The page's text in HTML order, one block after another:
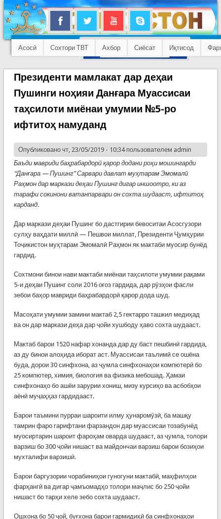
Асосӣ Сохтори ТВТ Ахбор Сиёсат Иқтисод
Президенти мамлакат дар деҳаи
Пушинги ноҳияи Данғара Муассисаи
таҳсилоти миёнаи умумии №5-ро
ифтитоҳ намуданд
Опубликовано чт, 23/05/2019 - 10:34 пользователем admin
Баъди мавриди баҳрабардорӣ қарор додани роҳи мошингарди
“Данғара — Пушинг” Сарвари давлат муҳтарам Эмомалӣ
Раҳмон дар маркази деҳаи Пушинг дигар иншоотро, ки аз
тарафи сокинони ватанпарвари он сохта шудааст, ифтитоҳ
карданд.
Дар маркази деҳаи Пушинг бо дастгирии бевоситаи Асосгузори
сулҳу ваҳдати миллӣ — Пешвои миллат, Президенти Ҷумҳурии
Тоҷикистон муҳтарам Эмомалӣ Раҳмон як мактаби муосир бунёд
гардид.
Сохтмони бинои нави мактаби миёнаи таҳсилоти умумии рақами
5-и деҳаи Пушинг соли 2016 оғоз гардида, дар рӯзҳои фасли
зебои баҳор мавриди баҳрабардорӣ қарор дода шуд.
Масоҳати умумии замини мактаб 2,5 гектарро ташкил медиҳад
ва он дар маркази деҳа дар ҷойи хушбоду ҳаво сохта шудааст.
Мактаб барои 1520 нафар хонанда дар ду баст пешбинӣ гардида,
аз ду бинои алоҳида иборат аст. Муассисаи таълимӣ се ошёна
буда, дорои 30 синфхона, аз ҷумла синфхонаҳои компютерӣ бо
25 компютер, химия, биология ва физика мебошад. Ҳамаи
синфхонаҳо бо ашёи зарурии хониш, мизу курсиҳо ва асбобҳои
аёнӣ муҷаҳҳаз гардидааст.
Барои таъмини пурраи шароити илму ҳунаромӯзӣ, ба машқу
тамрин фаро гарифтани фарзандон дар муассисаи тозабунёд
муосиртарин шароит фароҳам оварда шудааст, аз ҷумла, толори
варзиш бо 300 ҷойи нишаст ва майдончаи варзиш барои бозиҳои
мухталифи варзишӣ.
Барои баргузории чорабиниҳои гуногуни мактабӣ, маҳфилҳои
фарҳангӣ ва дигар ҷамъомадҳо толори маҷлис бо 250 ҷойи
нишаст бо тарҳи хеле зебо сохта шудааст.
Ошхона бо 50 ҷой, буғхона барои гармидиҳӣ ба синфхонаҳои